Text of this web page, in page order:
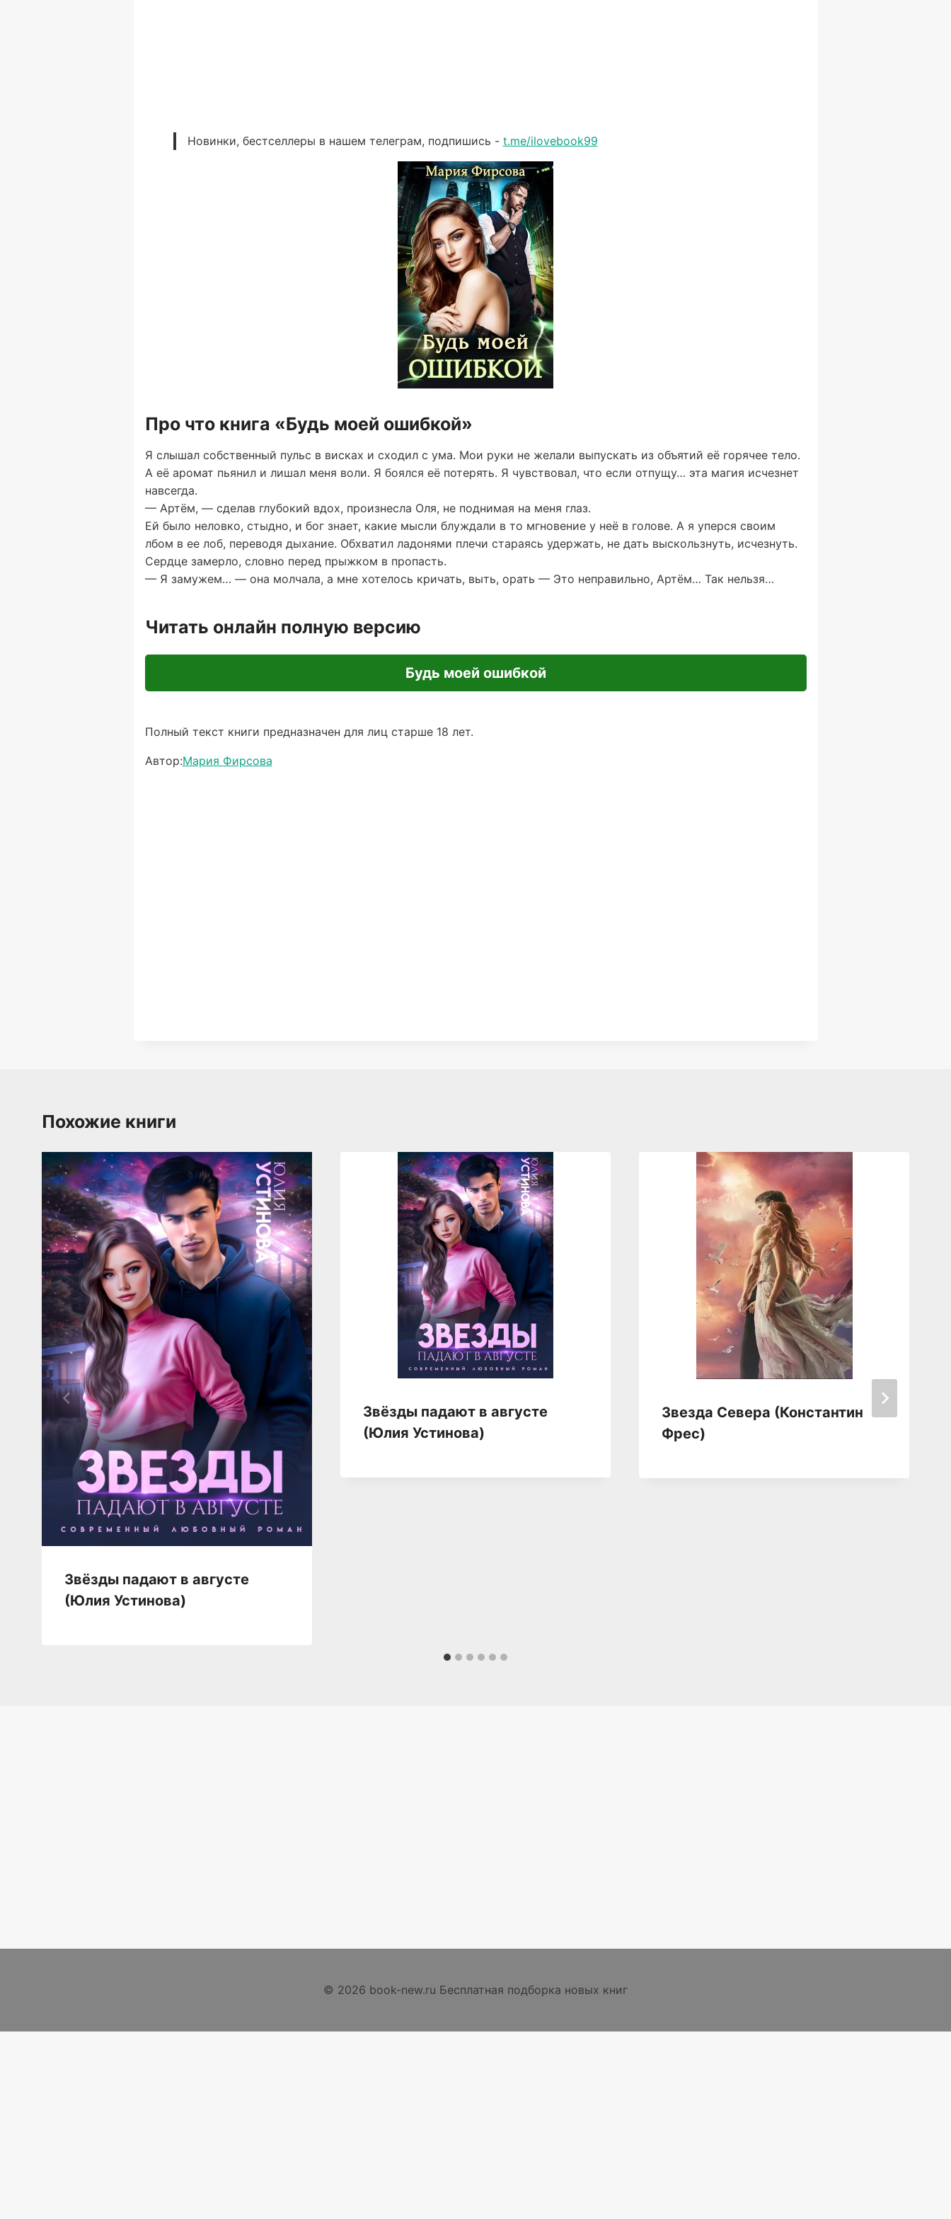
Новинки, бестселлеры в нашем телеграм, подпишись - t.me/ilovebook99
Про что книга «Будь моей ошибкой»
Я слышал собственный пульс в висках и сходил с ума. Мои руки не желали выпускать из объятий её горячее тело.
А её аромат пьянил и лишал меня воли. Я боялся её потерять. Я чувствовал, что если отпущу… эта магия исчезнет
навсегда.
— Артём, — сделав глубокий вдох, произнесла Оля, не поднимая на меня глаз.
Ей было неловко, стыдно, и бог знает, какие мысли блуждали в то мгновение у неё в голове. А я уперся своим
лбом в ее лоб, переводя дыхание. Обхватил ладонями плечи стараясь удержать, не дать выскользнуть, исчезнуть.
Сердце замерло, словно перед прыжком в пропасть.
— Я замужем… — она молчала, а мне хотелось кричать, выть, орать — Это неправильно, Артём… Так нельзя…
Читать онлайн полную версию
Будь моей ошибкой
Полный текст книги предназначен для лиц старше 18 лет.
Автор:Мария Фирсова
Похожие книги
Звёзды падают в августе
(Юлия Устинова)
Звёзды падают в августе
(Юлия Устинова)
Звезда Севера (Константин
Фрес)
© 2026 book-new.ru Бесплатная подборка новых книг